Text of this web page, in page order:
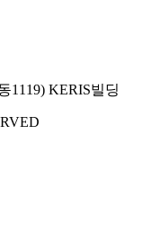
1119) KERIS빌딩